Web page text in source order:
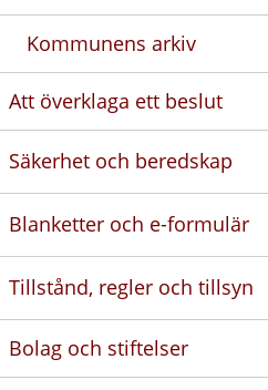
Kommunens arkiv
Att överklaga ett beslut
Säkerhet och beredskap
Blanketter och e-formulär
Tillstånd, regler och tillsyn
Bolag och stiftelser